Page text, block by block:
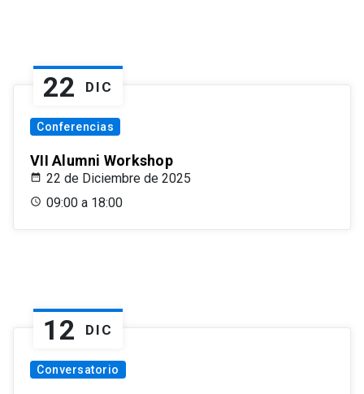
22 DIC
Conferencias
VII Alumni Workshop
22 de Diciembre de 2025
09:00 a 18:00
12 DIC
Conversatorio